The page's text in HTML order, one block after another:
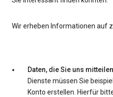
Wir erheben Informationen auf
Daten, die Sie uns
Dienste müssen Sie
Konto erstellen. Hierfür